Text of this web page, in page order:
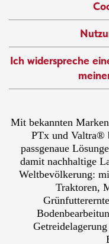
Ich widerspreche
Mit bekannten
PTx und Valtra®
passgenaue
damit nachhaltige
Weltbevölkerung:
Traktoren,